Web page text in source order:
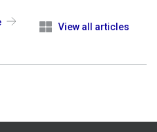
View all articles